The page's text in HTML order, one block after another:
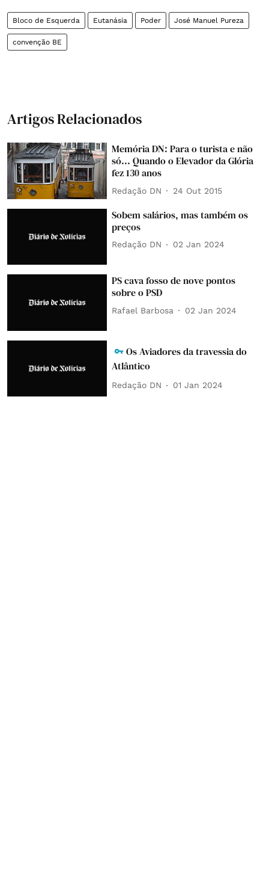
Bloco de Esquerda Eutanásia Poder José Manuel Pureza
convenção BE
Artigos Relacionados
Memória DN: Para o turista e não
só... Quando o Elevador da Glória
fez 130 anos
Redação DN 24 Out 2015
Sobem salários, mas também os
preços
Redação DN 02 Jan 2024
PS cava fosso de nove pontos
sobre o PSD
Rafael Barbosa 02 Jan 2024
Os Aviadores da travessia do
Atlântico
Redação DN 01 Jan 2024